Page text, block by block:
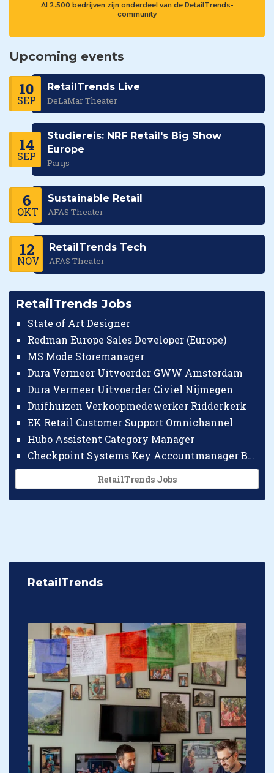
Al 2.500 bedrijven zijn onderdeel van de RetailTrends-
community
Upcoming events
10
SEP
RetailTrends Live
DeLaMar Theater
14
SEP
Studiereis: NRF Retail's Big Show
Europe
Parijs
6
OKT
Sustainable Retail
AFAS Theater
12
NOV
RetailTrends Tech
AFAS Theater
RetailTrends Jobs
State of Art Designer
Redman Europe Sales Developer (Europe)
MS Mode Storemanager
Dura Vermeer Uitvoerder GWW Amsterdam
Dura Vermeer Uitvoerder Civiel Nijmegen
Duifhuizen Verkoopmedewerker Ridderkerk
EK Retail Customer Support Omnichannel
Hubo Assistent Category Manager
Checkpoint Systems Key Accountmanager Benelux
RetailTrends Jobs
RetailTrends